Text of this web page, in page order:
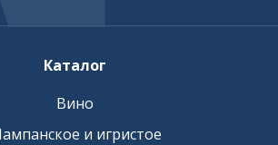
Каталог
Вино
и игристое